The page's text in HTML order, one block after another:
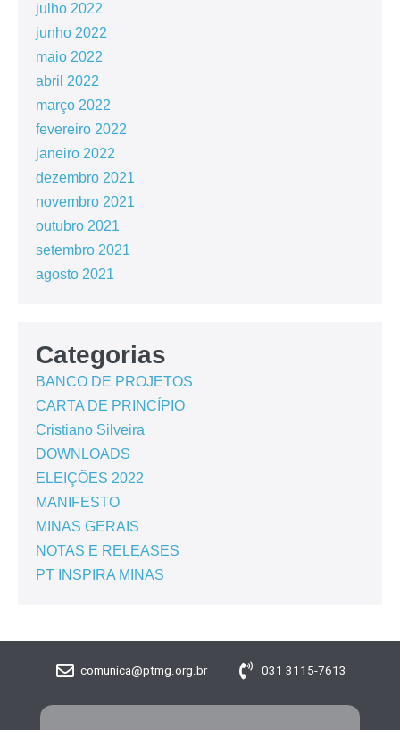
julho 2022
junho 2022
maio 2022
abril 2022
março 2022
fevereiro 2022
janeiro 2022
dezembro 2021
novembro 2021
outubro 2021
setembro 2021
agosto 2021
Categorias
BANCO DE PROJETOS
CARTA DE PRINCÍPIO
Cristiano Silveira
DOWNLOADS
ELEIÇÕES 2022
MANIFESTO
MINAS GERAIS
NOTAS E RELEASES
PT INSPIRA MINAS
comunica@ptmg.org.br 031 3115-7613